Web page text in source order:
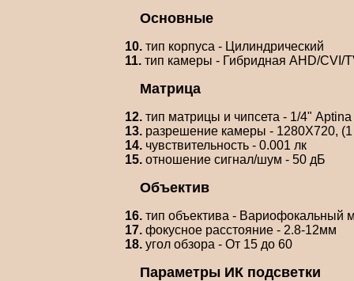
Основные
10. тип корпуса - Цилиндрический
11. тип камеры - Гибридная AHD/CVI/
Матрица
12. тип матрицы и чипсета - 1/4"
13. разрешение камеры - 1280Х720,
14. чувствительность - 0.001 лк
15. отношение сигнал/шум - 50 дБ
Объектив
16. тип объектива - Вариофокальный
17. фокусное расстояние - 2.8-12мм
18. угол обзора - От 15 до 60
Параметры ИК подсветки